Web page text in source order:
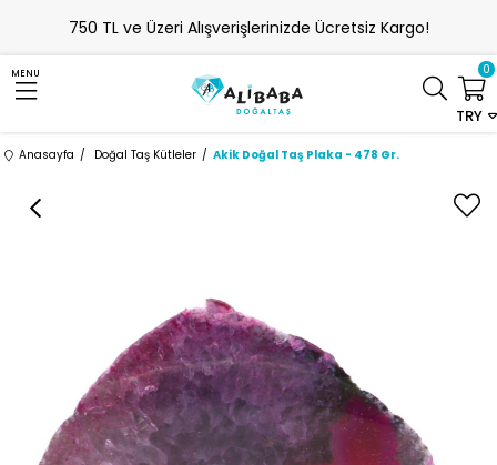
750 TL ve Üzeri Alışverişlerinizde Ücretsiz Kargo!
MENU
TRY
0
Anasayfa Doğal Taş Kütleler Akik Doğal Taş Plaka - 478 Gr.